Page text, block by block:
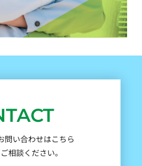
問い合わせはこちら
相談ください。